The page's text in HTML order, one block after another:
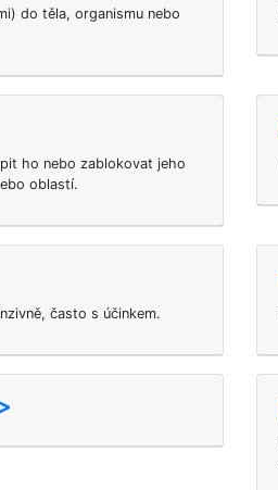
do těla, organismu nebo
ho nebo zablokovat jeho
oblastí.
často s účinkem.